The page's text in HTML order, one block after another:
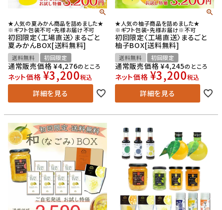
★人気の夏みかん商品を詰めました★
※ギフト包装不可・先様お届け不可
初回限定〈工場直送〉まるごと
夏みかんBOX[送料無料]
送料無料 初回限定
通常販売価格 ¥4,276のところ
ネット価格 ¥3,200税込
詳細を見る
★人気の柚子商品を詰めました★
※ギフト包装・先様お届け※不可
初回限定〈工場直送〉まるごと
柚子BOX[送料無料]
送料無料 初回限定
通常販売価格 ¥4,245のところ
ネット価格 ¥3,200税込
詳細を見る